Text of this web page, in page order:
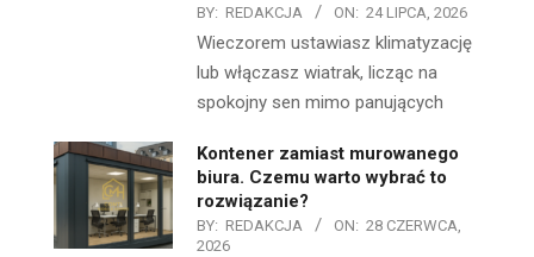
BY: REDAKCJA ON: 24 LIPCA, 2026
Wieczorem ustawiasz klimatyzację
lub włączasz wiatrak, licząc na
spokojny sen mimo panujących
Kontener zamiast murowanego
biura. Czemu warto wybrać to
rozwiązanie?
BY: REDAKCJA ON: 28 CZERWCA,
2026